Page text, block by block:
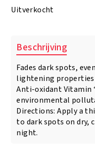
€3.95.
Uitverkocht
Beschrijving
Fades dark spots,
lightening properties
Anti-oxidant Vitamin
environmental
Directions: Apply a
to dark spots on dry,
night.